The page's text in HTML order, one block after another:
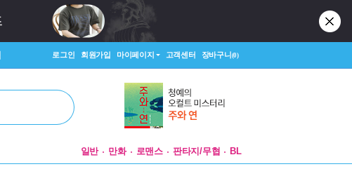
로그인 회원가입 마이페이지 고객센터 장바구니(0)
일반 만화 로맨스 판타지/무협 BL